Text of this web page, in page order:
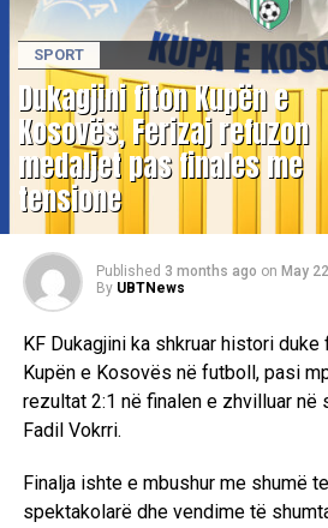
SPORT
Dukagjini fiton Kupën e
Kosovës, Ferizaj refuzon
medaljet pas finales me
tensione
Published 3 months ago on May
By UBTNews
KF Dukagjini ka shkruar histori
Kupën e Kosovës në futboll, pasi
rezultat 2:1 në finalen e zhvilluar në
Fadil Vokrri.
Finalja ishte e mbushur me shumë
spektakolarë dhe vendime të